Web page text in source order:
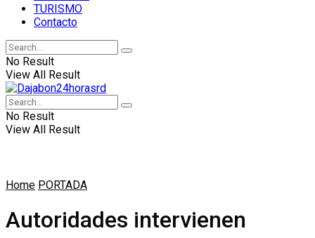
TURISMO
Contacto
No Result
View All Result
No Result
View All Result
Home PORTADA
Autoridades intervienen